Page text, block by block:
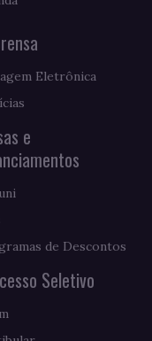
Eletrônica
e
de Descontos
Seletivo